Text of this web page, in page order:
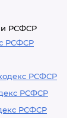
и РСФСР
РСФСР
РСФСР
РСФСР
РСФСР